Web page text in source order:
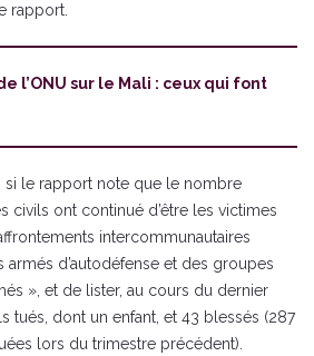
rapport.
l’ONU sur le Mali : ceux qui font
si le rapport note que le nombre
civils ont continué d’être les victimes
intercommunautaires
d’autodéfense et des groupes
», et de lister, au cours du dernier
tués, dont un enfant, et 43 blessés (287
lors du trimestre précédent).